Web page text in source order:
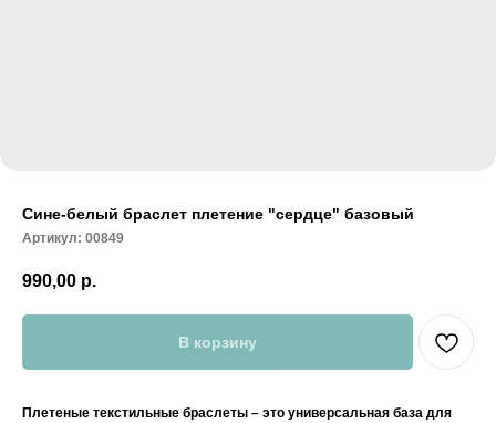
Сине-белый браслет плетение "сердце" базовый
Артикул: 00849
990,00 р.
В корзину
Плетеные текстильные браслеты – это универсальная база для